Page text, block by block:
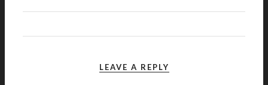
LEAVE A REPLY